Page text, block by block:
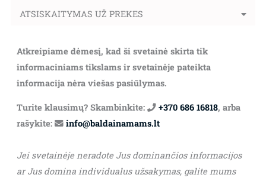
ATSISKAITYMAS UŽ PREKES
Atkreipiame dėmesį, kad ši svetainė skirta tik
informaciniams tikslams ir svetainėje pateikta
informacija nėra viešas pasiūlymas.
Turite klausimų? Skambinkite: +370 686 16818, arba
rašykite:
info@baldainamams.lt
Jei svetainėje neradote Jus dominančios informacijos
ar Jus domina individualus užsakymas, galite mums